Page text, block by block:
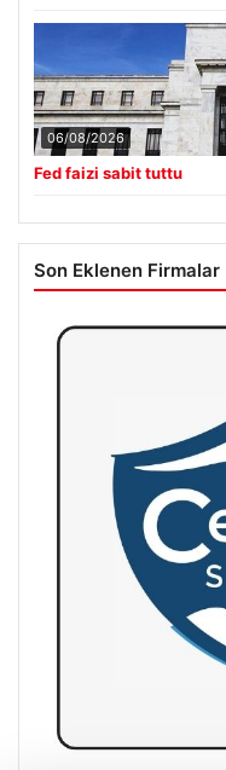
06/08/2026
Fed faizi sabit tuttu
Son Eklenen Firmalar